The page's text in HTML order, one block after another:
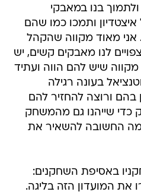
בנו במאבקי
ותמכו כמו שהם
אני מאוד מקווה שהקהל
לנו מאבקים קשים, יש
שיש להם הווה ועתיד
בעונה רגילה
בהם ורוצה להחזיר להם
כדי שייהנו גם מהמשחק
החשובה להשאיר את
באסיפת השחקנים:
את המועדון הזה בליגה.